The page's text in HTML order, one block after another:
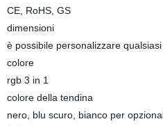
CE, RoHS, GS
dimensioni
è possibile personalizzare
colore
rgb 3 in 1
colore della tendina
nero, blu scuro, bianco per